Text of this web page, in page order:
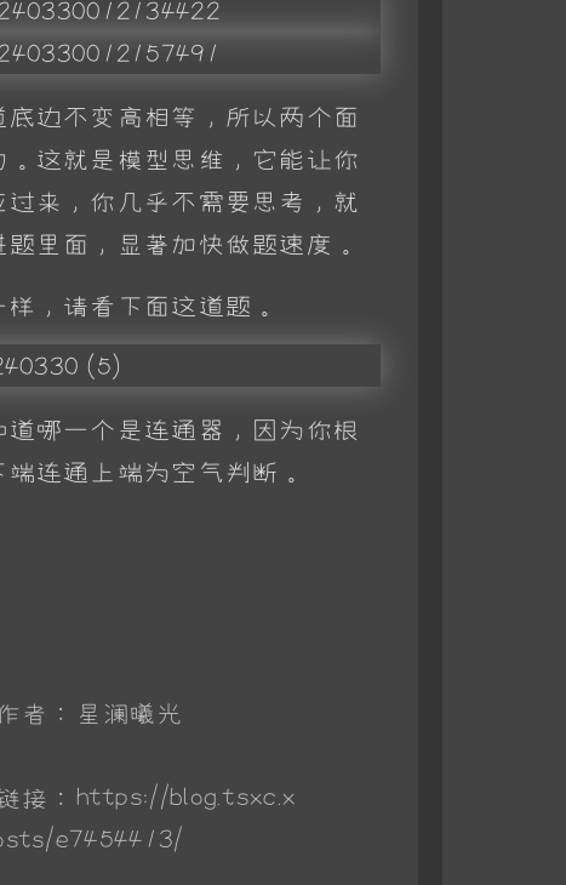
底边不变高相等，所以两个面
。这就是模型思维，它能让你
过来，你几乎不需要思考，就
里面，显著加快做题速度。
，请看下面这道题。
道哪一个是连通器，因为你根
连通上端为空气判断。
者：星澜曦光
接：https://blog.tsxc.x
e7454413/